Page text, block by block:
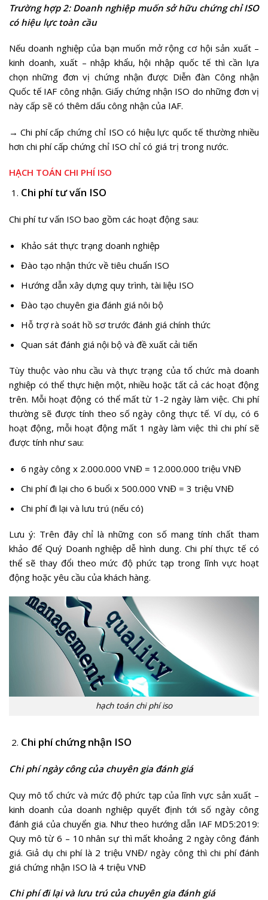
Trường hợp 2: Doanh nghiệp muốn sở hữu chứng chỉ ISO
có hiệu lực toàn cầu
Nếu doanh nghiệp của bạn muốn mở rộng cơ hội sản xuất –
kinh doanh, xuất – nhập khẩu, hội nhập quốc tế thì cần lựa
chọn những đơn vị chứng nhận được Diễn đàn Công nhận
Quốc tế IAF công nhận. Giấy chứng nhận ISO do những đơn vị
này cấp sẽ có thêm dấu công nhận của IAF.
→ Chi phí cấp chứng chỉ ISO có hiệu lực quốc tế thường nhiều
hơn chi phí cấp chứng chỉ ISO chỉ có giá trị trong nước.
HẠCH TOÁN CHI PHÍ ISO
Chi phí tư vấn ISO
Chi phí tư vấn ISO bao gồm các hoạt động sau:
Khảo sát thực trạng doanh nghiệp
Đào tạo nhận thức về tiêu chuẩn ISO
Hướng dẫn xây dựng quy trình, tài liệu ISO
Đào tạo chuyên gia đánh giá nôi bộ
Hỗ trợ rà soát hồ sơ trước đánh giá chính thức
Quan sát đánh giá nội bộ và đề xuất cải tiến
Tùy thuộc vào nhu cầu và thực trạng của tổ chức mà doanh
nghiệp có thể thực hiện một, nhiều hoặc tất cả các hoạt động
trên. Mỗi hoạt động có thể mất từ 1-2 ngày làm việc. Chi phí
thường sẽ được tính theo số ngày công thực tế. Ví dụ, có 6
hoạt động, mỗi hoạt động mất 1 ngày làm việc thì chi phí sẽ
được tính như sau:
6 ngày công x 2.000.000 VNĐ = 12.000.000 triệu VNĐ
Chi phí đi lại cho 6 buổi x 500.000 VNĐ = 3 triệu VNĐ
Chi phí đi lại và lưu trú (nếu có)
Lưu ý: Trên đây chỉ là những con số mang tính chất tham
khảo để Quý Doanh nghiệp dễ hình dung. Chi phí thực tế có
thể sẽ thay đổi theo mức độ phức tạp trong lĩnh vực hoạt
động hoặc yêu cầu của khách hàng.
hạch toán chi phí iso
Chi phí chứng nhận ISO
Chi phí ngày công của chuyên gia đánh giá
Quy mô tổ chức và mức độ phức tạp của lĩnh vực sản xuất –
kinh doanh của doanh nghiệp quyết định tới số ngày công
đánh giá của chuyển gia. Như theo hướng dẫn IAF MD5:2019:
Quy mô từ 6 – 10 nhân sự thì mất khoảng 2 ngày công đánh
giá. Giả dụ chi phí là 2 triệu VNĐ/ ngày công thì chi phí đánh
giá chứng nhận ISO là 4 triệu VNĐ
Chi phí đi lại và lưu trú của chuyên gia đánh giá